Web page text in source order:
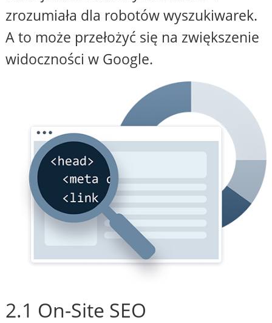
zrozumiała dla robotów wyszukiwarek.
A to może przełożyć się na zwiększenie
widoczności w Google.
2.1 On-Site SEO